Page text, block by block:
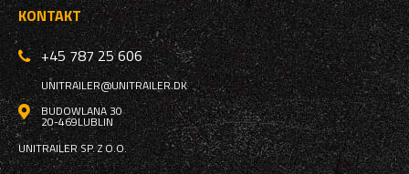
KONTAKT
+45 787 25 606
UNITRAILER@UNITRAILER.DK
BUDOWLANA 30
20-469LUBLIN
UNITRAILER SP. Z O.O.